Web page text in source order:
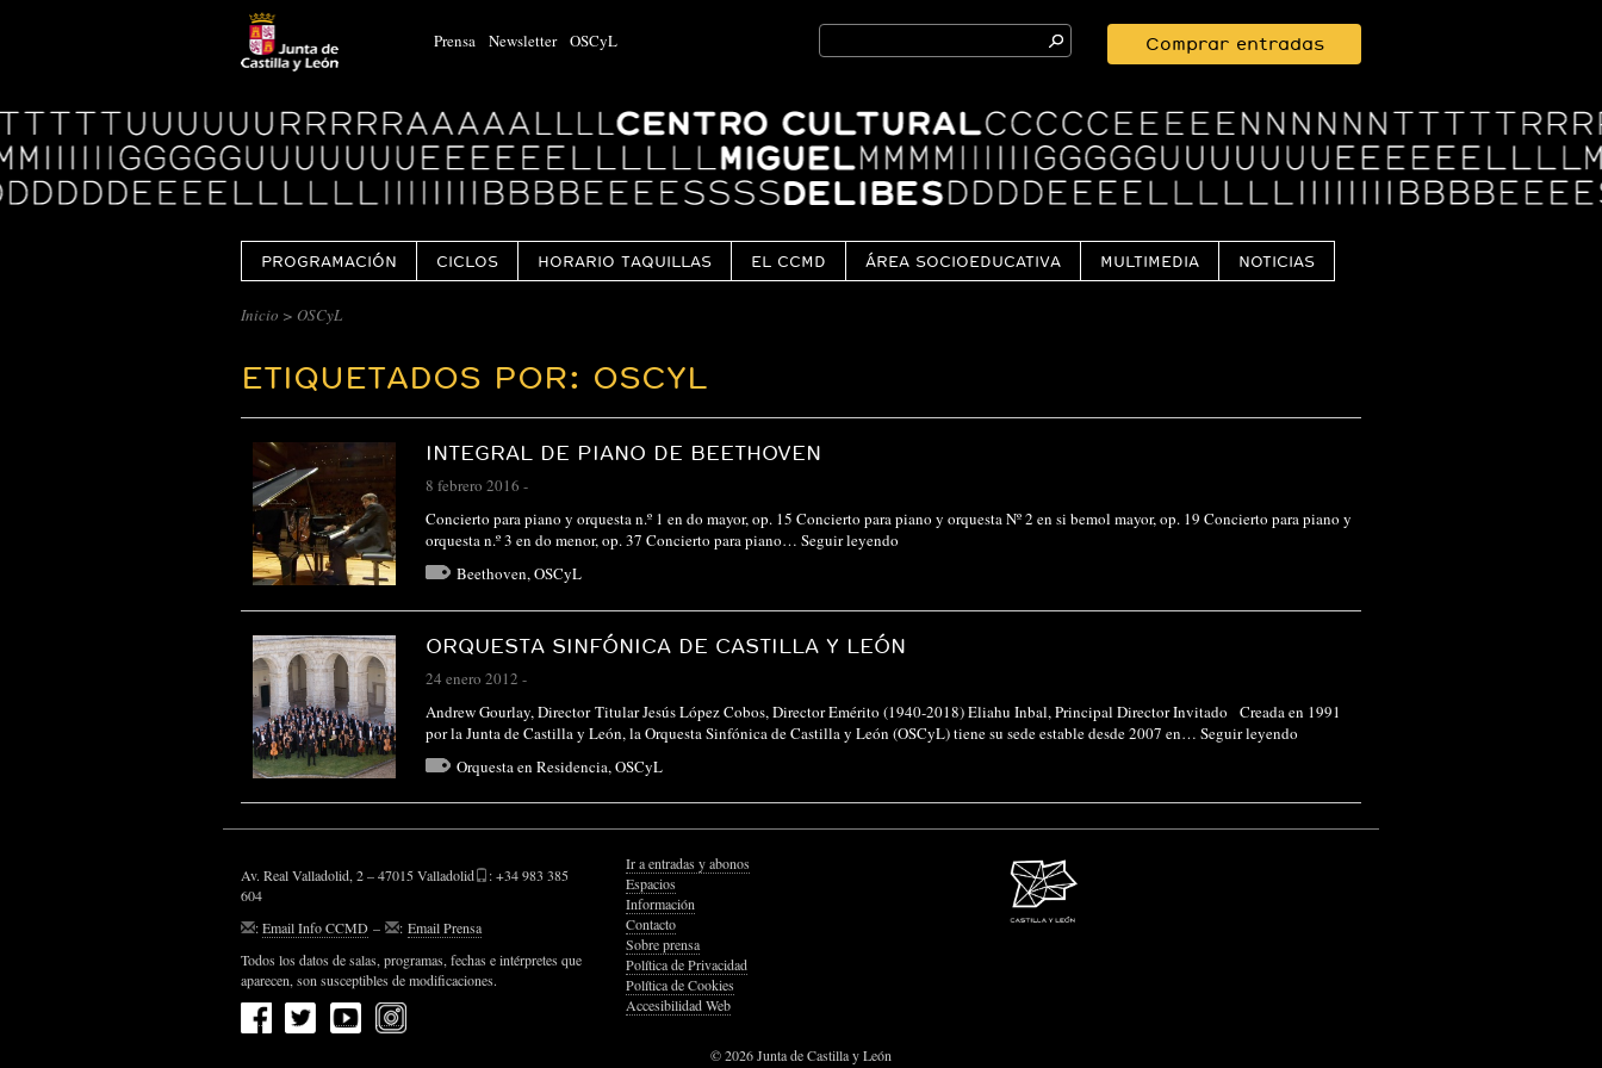
Prensa Newsletter OSCyL
Search
for:
Comprar entradas
Logo
Centro
Cultural
Miguel
Delibes
PROGRAMACIÓN CICLOS HORARIO TAQUILLAS EL CCMD ÁREA SOCIOEDUCATIVA MULTIMEDIA NOTICIAS
Inicio > OSCyL
ETIQUETADOS POR: OSCYL
INTEGRAL DE PIANO DE BEETHOVEN
8 febrero 2016 -
Concierto para piano y orquesta n.º 1 en do mayor, op. 15 Concierto para piano y orquesta Nº 2 en si bemol mayor, op. 19 Concierto para piano y
orquesta n.º 3 en do menor, op. 37 Concierto para piano… Seguir leyendo
Beethoven,OSCyL
ORQUESTA SINFÓNICA DE CASTILLA Y LEÓN
24 enero 2012 -
Andrew Gourlay, Director Titular Jesús López Cobos, Director Emérito (1940-2018) Eliahu Inbal, Principal Director Invitado Creada en 1991
por la Junta de Castilla y León, la Orquesta Sinfónica de Castilla y León (OSCyL) tiene su sede estable desde 2007 en… Seguir leyendo
Orquesta en Residencia, OSCyL
Av. Real Valladolid, 2 – 47015 Valladolid
: +34 983 385
604
:Email Info CCMD – : Email Prensa
Todos los datos de salas, programas, fechas e intérpretes que
aparecen, son susceptibles de modificaciones.
Ir a entradas y abonos
Espacios
Información
Contacto
Sobre prensa
Política de Privacidad
Política de Cookies
Accesibilidad Web
© 2026 Junta de Castilla y León